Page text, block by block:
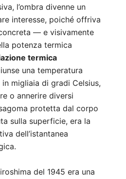
l’ombra divenne un
interesse, poiché offriva
— e visivamente
potenza termica
termica
una temperatura
migliaia di gradi Celsius,
o annerire diversi
protetta dal corpo
sulla superficie, era la
dell’istantanea
del 1945 era una